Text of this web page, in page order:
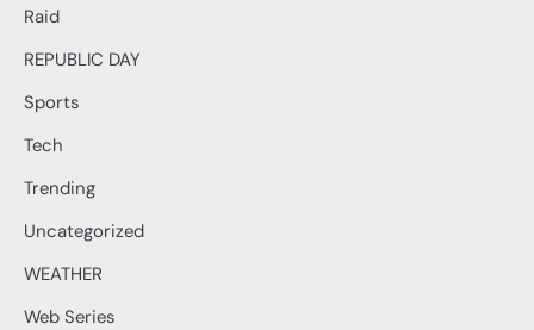
Raid
REPUBLIC DAY
Sports
Tech
Trending
Uncategorized
WEATHER
Web Series